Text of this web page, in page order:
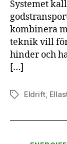
Systemet
kombinera
teknik vill
hinder och
[…]
Etiketter
Eldrift